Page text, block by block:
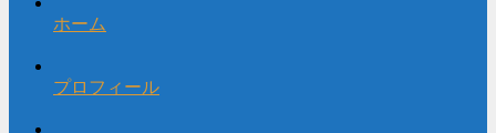
ホーム
プロフィール